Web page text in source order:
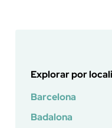
Explorar por
Barcelona
Badalona